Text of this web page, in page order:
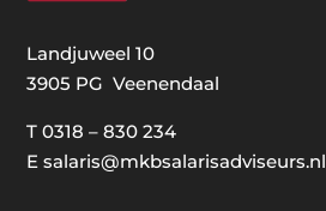
Landjuweel 10
3905 PG Veenendaal
T0318 – 830 234
Esalaris@mkbsalarisadviseurs.nl